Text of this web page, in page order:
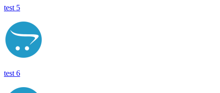
test 5
test 6